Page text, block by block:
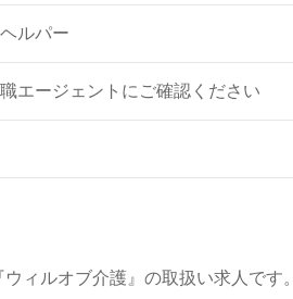
ルパー
エージェントにご確認ください
ィルオブ介護』の取扱い求人です。